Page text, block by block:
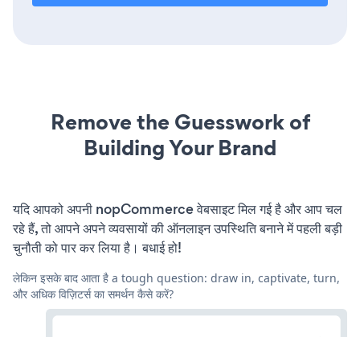
Remove the Guesswork of
Building Your Brand
यदि आपको अपनी nopCommerce वेबसाइट मिल गई है और आप चल
रहे हैं, तो आपने अपने व्यवसायों की ऑनलाइन उपस्थिति बनाने में पहली बड़ी
चुनौती को पार कर लिया है। बधाई हो!
लेकिन इसके बाद आता है a tough question: draw in, captivate, turn,
और अधिक विज़िटर्स का समर्थन कैसे करें?